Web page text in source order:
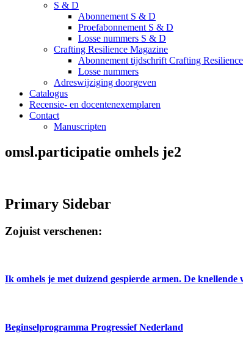
S & D
Abonnement S & D
Proefabonnement S & D
Losse nummers S & D
Crafting Resilience Magazine
Abonnement tijdschrift Crafting
Losse nummers
Adreswijziging doorgeven
Catalogus
Recensie- en docentenexemplaren
Contact
Manuscripten
omsl.participatie omhels je2
Primary Sidebar
Zojuist verschenen:
Ik omhels je met duizend gespierde armen. De
Beginselprogramma Progressief Nederland